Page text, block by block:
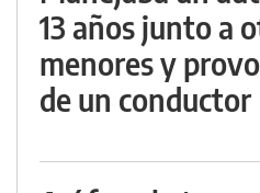
13 años junto a
menores y
de un conductor